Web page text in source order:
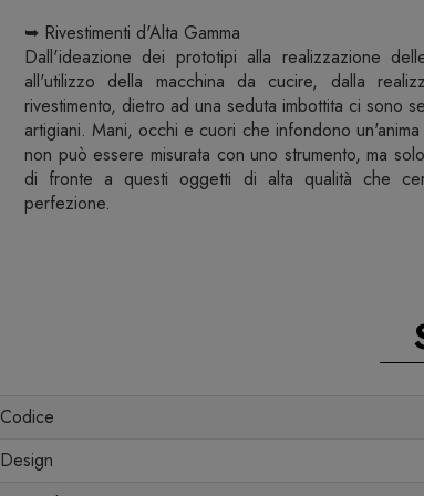
➥ Rivestimenti d'Alta Gamma
Dall'ideazione dei prototipi alla realizzazione
all'utilizzo della macchina da cucire, dalla
rivestimento, dietro ad una seduta imbottita ci sono
artigiani. Mani, occhi e cuori che infondono
non può essere misurata con uno strumento, ma
di fronte a questi oggetti di alta qualità che
perfezione.
Codice
Design